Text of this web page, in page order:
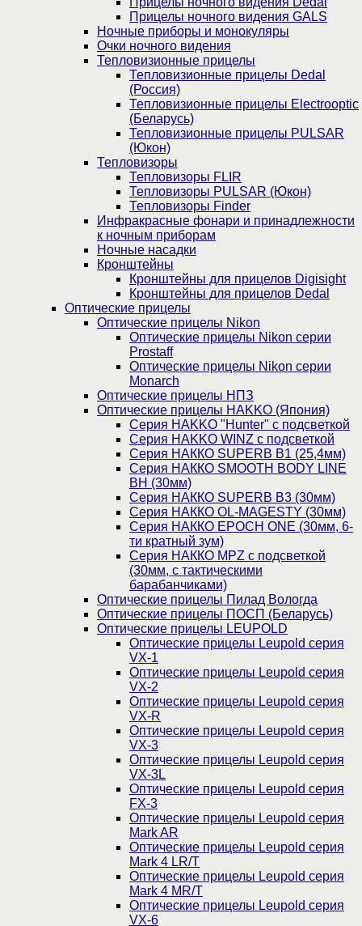
Прицелы ночного видения GALS
Ночные приборы и монокуляры
Очки ночного видения
Тепловизионные прицелы
Тепловизионные прицелы Dedal
(Россия)
Тепловизионные прицелы Electrooptic
(Беларусь)
Тепловизионные прицелы PULSAR
(Юкон)
Тепловизоры
Тепловизоры FLIR
Тепловизоры PULSAR (Юкон)
Тепловизоры Finder
Инфракрасные фонари и принадлежности
к ночным приборам
Ночные насадки
Кронштейны
Кронштейны для прицелов Digisight
Кронштейны для прицелов Dedal
Оптические прицелы
Оптические прицелы Nikon
Оптические прицелы Nikon серии
Prostaff
Оптические прицелы Nikon серии
Monarch
Оптические прицелы НПЗ
Оптические прицелы HAKKO (Япония)
Cерия HAKKO "Hunter" с подсветкой
Серия НAKKO WINZ с подсветкой
Серия НАККО SUPERB B1 (25,4мм)
Серия НАККО SMOOTH BODY LINE
BH (30мм)
Серия НАККО SUPERB B3 (30мм)
Серия НАККО OL-MAGESTY (30мм)
Серия НАККО EPOCH ONE (30мм, 6-
ти кратный зум)
Серия НАККО MPZ с подсветкой
(30мм, c тактическими
барабанчиками)
Оптические прицелы Пилад Вологда
Оптические прицелы ПОСП (Беларусь)
Оптические прицелы LEUPOLD
Оптические прицелы Leupold серия
VX-1
Оптические прицелы Leupold серия
VX-2
Оптические прицелы Leupold серия
VX-R
Оптические прицелы Leupold серия
VX-3
Оптические прицелы Leupold серия
VX-3L
Оптические прицелы Leupold серия
FX-3
Оптические прицелы Leupold серия
Mark AR
Оптические прицелы Leupold серия
Mark 4 LR/T
Оптические прицелы Leupold серия
Mark 4 MR/T
Оптические прицелы Leupold серия
VX-6